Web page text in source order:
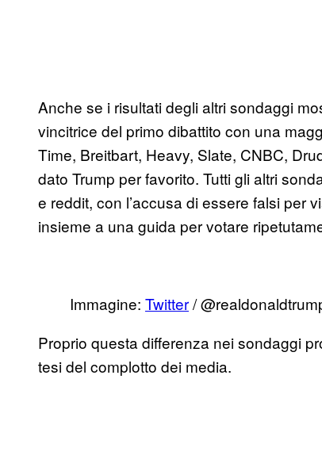
Anche se i risultati degli altri sondaggi
vincitrice del primo dibattito con una
Time, Breitbart, Heavy, Slate, CNBC,
dato Trump per favorito. Tutti gli altri
e reddit, con l’accusa di essere falsi per
insieme a una guida per votare
Immagine: Twitter/
Proprio questa differenza nei sondaggi
tesi del complotto dei media.